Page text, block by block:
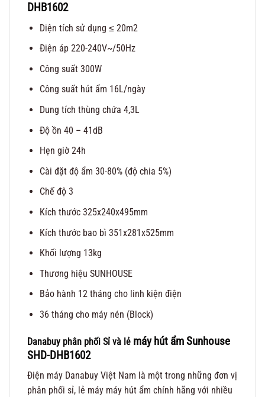
DHB1602
Diện tích sử dụng ≤ 20m2
Điện áp 220-240V~/50Hz
Công suất 300W
Công suất hút ẩm 16L/ngày
Dung tích thùng chứa 4,3L
Độ ồn 40 – 41dB
Hẹn giờ 24h
Cài đặt độ ẩm 30-80% (độ chia 5%)
Chế độ 3
Kích thước 325x240x495mm
Kích thước bao bì 351x281x525mm
Khối lượng 13kg
Thương hiệu SUNHOUSE
Bảo hành 12 tháng cho linh kiện điện
36 tháng cho máy nén (Block)
Danabuy phân phối Sỉ và lẻ máy hút ẩm Sunhouse
SHD-DHB1602
Điện máy Danabuy Việt Nam là một trong những đơn vị
phân phối sỉ, lẻ máy máy hút ẩm chính hãng với nhiều